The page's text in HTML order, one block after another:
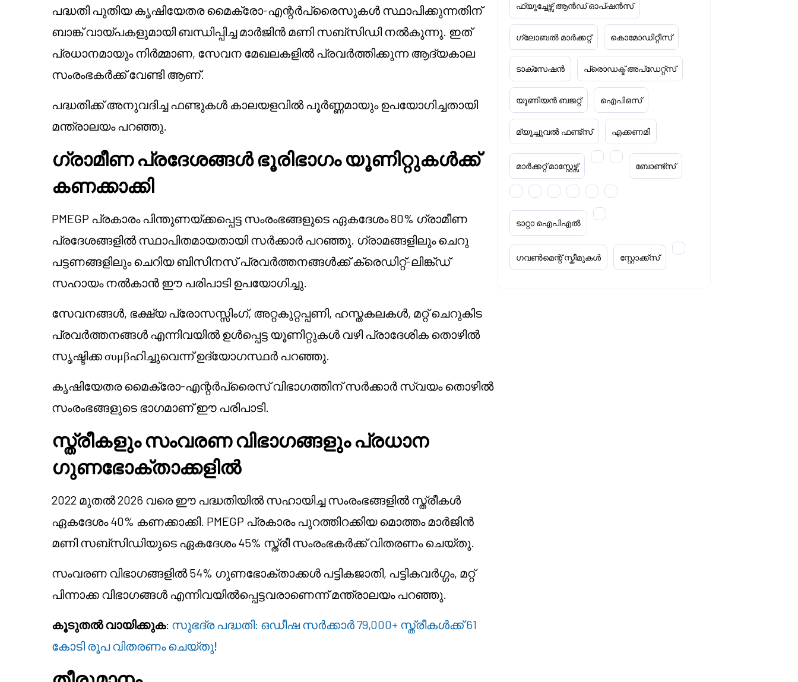
പദ്ധതി പുതിയ കൃഷിയേതര മൈക്രോ-എന്റർപ്രൈസുകൾ സ്ഥാപിക്കുന്നതിന്
ബാങ്ക് വായ്പകളുമായി ബന്ധിപ്പിച്ച മാർജിൻ മണി സബ്സിഡി നൽകുന്നു. ഇത്
പ്രധാനമായും നിർമ്മാണ, സേവന മേഖലകളിൽ പ്രവർത്തിക്കുന്ന ആദ്യകാല
സംരംഭകർക്ക് വേണ്ടി ആണ്.
പദ്ധതിക്ക് അനുവദിച്ച ഫണ്ടുകൾ കാലയളവിൽ പൂർണ്ണമായും ഉപയോഗിച്ചതായി
മന്ത്രാലയം പറഞ്ഞു.
ഗ്രാമീണ പ്രദേശങ്ങൾ ഭൂരിഭാഗം യൂണിറ്റുകൾക്ക്
കണക്കാക്കി
PMEGP പ്രകാരം പിന്തുണയ്ക്കപ്പെട്ട സംരംഭങ്ങളുടെ ഏകദേശം 80% ഗ്രാമീണ
പ്രദേശങ്ങളിൽ സ്ഥാപിതമായതായി സർക്കാർ പറഞ്ഞു. ഗ്രാമങ്ങളിലും ചെറു
പട്ടണങ്ങളിലും ചെറിയ ബിസിനസ് പ്രവർത്തനങ്ങൾക്ക് ക്രെഡിറ്റ്-ലിങ്ക്ഡ്
സഹായം നൽകാൻ ഈ പരിപാടി ഉപയോഗിച്ചു.
സേവനങ്ങൾ, ഭക്ഷ്യ പ്രോസസ്സിംഗ്, അറ്റകുറ്റപ്പണി, ഹസ്തകലകൾ, മറ്റ് ചെറുകിട
പ്രവർത്തനങ്ങൾ എന്നിവയിൽ ഉൾപ്പെട്ട യൂണിറ്റുകൾ വഴി പ്രാദേശിക തൊഴിൽ
സൃഷ്ടിക്ക συμβഹിച്ചുവെന്ന് ഉദ്യോഗസ്ഥർ പറഞ്ഞു.
കൃഷിയേതര മൈക്രോ-എന്റർപ്രൈസ് വിഭാഗത്തിന് സർക്കാർ സ്വയം തൊഴിൽ
സംരംഭങ്ങളുടെ ഭാഗമാണ് ഈ പരിപാടി.
സ്ത്രീകളും സംവരണ വിഭാഗങ്ങളും പ്രധാന
ഗുണഭോക്താക്കളിൽ
2022 മുതൽ 2026 വരെ ഈ പദ്ധതിയിൽ സഹായിച്ച സംരംഭങ്ങളിൽ സ്ത്രീകൾ
ഏകദേശം 40% കണക്കാക്കി. PMEGP പ്രകാരം പുറത്തിറക്കിയ മൊത്തം മാർജിൻ
മണി സബ്സിഡിയുടെ ഏകദേശം 45% സ്ത്രീ സംരംഭകർക്ക് വിതരണം ചെയ്തു.
സംവരണ വിഭാഗങ്ങളിൽ 54% ഗുണഭോക്താക്കൾ പട്ടികജാതി, പട്ടികവർഗ്ഗം, മറ്റ്
പിന്നാക്ക വിഭാഗങ്ങൾ എന്നിവയിൽപ്പെട്ടവരാണെന്ന് മന്ത്രാലയം പറഞ്ഞു.
കൂടുതൽ വായിക്കുക: സുഭദ്ര പദ്ധതി: ഒഡീഷ സർക്കാർ 79,000+ സ്ത്രീകൾക്ക് 61
കോടി രൂപ വിതരണം ചെയ്തു!
ഫ്യൂച്ചേഴ്സ് ആൻഡ് ഓപ്ഷൻസ്
ഗ്ലോബൽ മാർക്കറ്റ് കൊമോഡിറ്റീസ്
ടാക്‌സേഷൻ പ്രൊഡക്ട് അപ്‌ഡേറ്റ്സ്
യൂണിയൻ ബജറ്റ് ഐപിഒസ്
മ്യൂച്ചുവൽ ഫണ്ട്സ് എക്കണമി
മാർക്കറ്റ് മാസ്റ്റേഴ്സ് ബോണ്ട്സ്
ടാറ്റാ ഐപിഎൽ
ഗവൺമെന്റ് സ്കീമുകൾ സ്റ്റോക്ക്‌സ്